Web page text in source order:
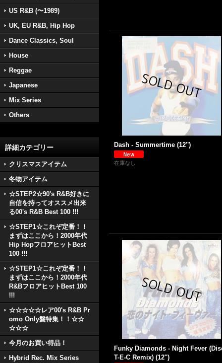
US R&B (〜1989)
UK, EU R&B, Hip Hop
Dance Classics, Soul
House
Reggae
Japanese
Mix Series
Others
詳細カテゴリー
クリスマスアイテム
冬物アイテム
☆STEP2☆90's R&B好きに
自信を持ってオススメ出来
る00's R&B Best 100 !!!
☆STEP1☆これぞ定番！！
まずはここから！2000年代
Hip HopフロアヒットBest
100 !!!
☆STEP1☆これぞ定番！！
まずはここから！2000年代
R&BフロアヒットBest 100
!!!
☆☆☆☆☆レア00's R&B Pr
omo Only盤特集！！☆☆
☆☆☆
今月のお買い得品！
Hybrid Rec. Mix Series
Dash - Summertime (12'')
在庫なし
Funky Diamonds - Night Fever
T-E-C Remix) (12'')